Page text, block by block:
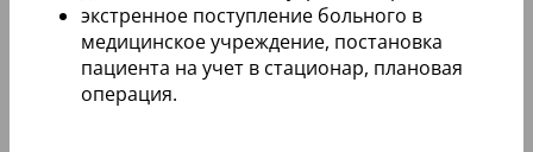
экстренное поступление больного в
медицинское учреждение, постановка
пациента на учет в стационар, плановая
операция.